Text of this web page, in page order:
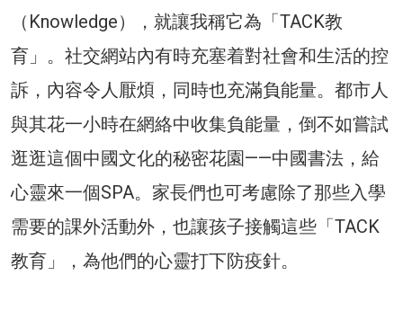
（Knowledge），就讓我稱它為「TACK教
育」。社交網站內有時充塞着對社會和生活的控
訴，內容令人厭煩，同時也充滿負能量。都市人
與其花一小時在網絡中收集負能量，倒不如嘗試
逛逛這個中國文化的秘密花園——中國書法，給
心靈來一個SPA。家長們也可考慮除了那些入學
需要的課外活動外，也讓孩子接觸這些「TACK
教育」，為他們的心靈打下防疫針。